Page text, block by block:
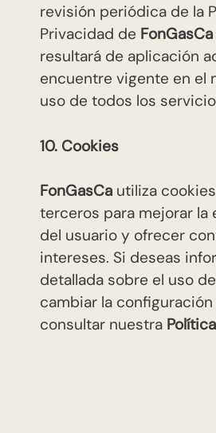
revisión periódica de la
Privacidad de FonGasCa
resultará de aplicación
encuentre vigente en el
uso de todos los
10. Cookies
FonGasCa utiliza
terceros para mejorar la
del usuario y ofrecer
intereses. Si deseas
detallada sobre el uso
cambiar la
consultar nuestra